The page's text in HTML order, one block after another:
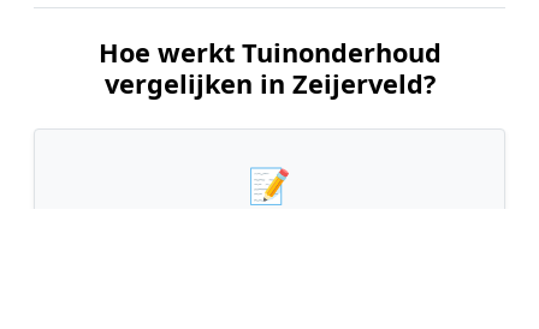
Hoe werkt Tuinonderhoud
vergelijken in Zeijerveld?
📝